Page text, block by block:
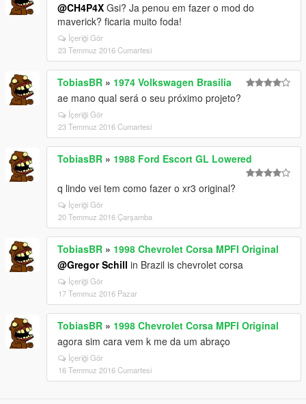
@CH4P4X Gsi? Ja penou em fazer o mod do
maverick? ficaria muito foda!
İçeriği Gör
23 Temmuz 2016 Cumartesi
TobiasBR » 1974 Volkswagen Brasilia
ae mano qual será o seu próximo projeto?
İçeriği Gör
23 Temmuz 2016 Cumartesi
TobiasBR » 1988 Ford Escort GL Lowered
q lindo vei tem como fazer o xr3 original?
İçeriği Gör
20 Temmuz 2016 Çarşamba
TobiasBR » 1998 Chevrolet Corsa MPFI Original
@Gregor Schill in Brazil is chevrolet corsa
İçeriği Gör
17 Temmuz 2016 Pazar
TobiasBR » 1998 Chevrolet Corsa MPFI Original
agora sim cara vem k me da um abraço
İçeriği Gör
16 Temmuz 2016 Cumartesi